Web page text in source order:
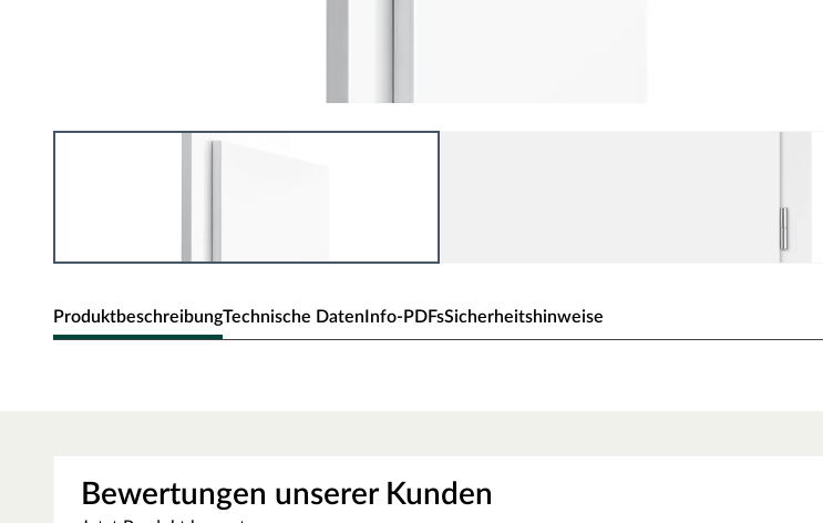
ProduktbeschreibungTechnische DatenInfo-PDFsSicherheitshinweise
der Kombination aus elektronenstrahlgehärtetem Kunststoff und Melaminharzen eine extrem
widerstandsfähige Schutzschicht mit den haptischen Eigenschaften einer lackierten Türe. Als wahres
Bewertungen unserer Kunden